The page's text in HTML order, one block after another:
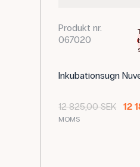
Produkt nr.
067020
Inkubationsugn
12 825,00 SEK 12
MOMS